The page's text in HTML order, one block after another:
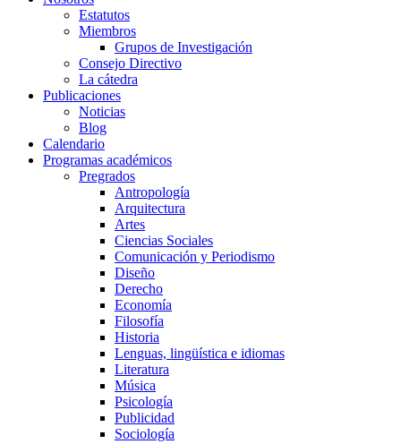
Estatutos
Miembros
Grupos de Investigación
Consejo Directivo
La cátedra
Publicaciones
Noticias
Blog
Calendario
Programas académicos
Pregrados
Antropología
Arquitectura
Artes
Ciencias Sociales
Comunicación y Periodismo
Diseño
Derecho
Economía
Filosofía
Historia
Lenguas, lingüística e idiomas
Literatura
Música
Psicología
Publicidad
Sociología